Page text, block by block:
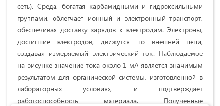
сеть). Среда, богатая карбамидными и гидроксильными
группами, облегчает ионный и электронный транспорт,
обеспечивая доставку зарядов к электродам. Электроны,
достигшие электродов, движутся по внешней цепи,
создавая измеряемый электрический ток. Наблюдаемое
на рисунке значение тока около 1 мА является значимым
результатом для органической системы, изготовленной в
лабораторных условиях, и подтверждает
работоспособность материала. Полученные